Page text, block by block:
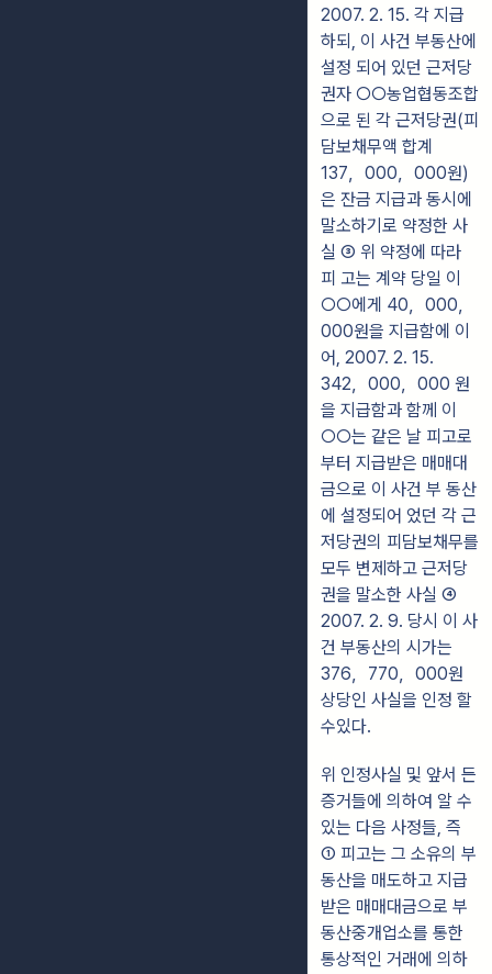
2007. 2. 15. 각 지급
하되, 이 사건 부동산에
설정 되어 있던 근저당
권자 ○○농업협동조합
으로 된 각 근저당권(피
담보채무액 합계
137，000，000원)
은 잔금 지급과 동시에
말소하기로 약정한 사
실 ③ 위 약정에 따라
피 고는 계약 당일 이
○○에게 40，000，
000원을 지급함에 이
어, 2007. 2. 15.
342，000，000 원
을 지급함과 함께 이
○○는 같은 날 피고로
부터 지급받은 매매대
금으로 이 사건 부 동산
에 설정되어 었던 각 근
저당권의 피담보채무를
모두 변제하고 근저당
권을 말소한 사실 ④
2007. 2. 9. 당시 이 사
건 부동산의 시가는
376，770，000원
상당인 사실을 인정 할
수있다.
위 인정사실 및 앞서 든
증거들에 의하여 알 수
있는 다음 사정들, 즉
① 피고는 그 소유의 부
동산을 매도하고 지급
받은 매매대금으로 부
동산중개업소를 통한
통상적인 거래에 의하